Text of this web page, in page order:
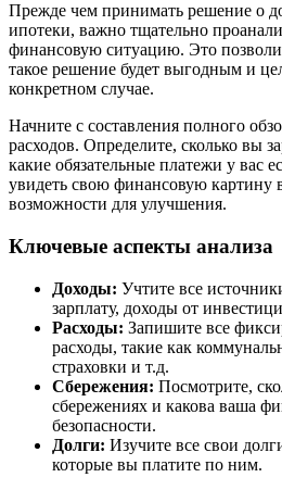
Прежде чем принимать решение о
ипотеки, важно тщательно
финансовую ситуацию. Это
такое решение будет выгодным и
конкретном случае.
Начните с составления полного
расходов. Определите, сколько вы
какие обязательные платежи у вас
увидеть свою финансовую картину
возможности для улучшения.
Ключевые аспекты анализа
Доходы: Учтите все
зарплату, доходы от
Расходы: Запишите все
расходы, такие как
страховки и т.д.
Сбережения: Посмотрите,
сбережениях и какова ваша
безопасности.
Долги: Изучите все свои
которые вы платите по ним.